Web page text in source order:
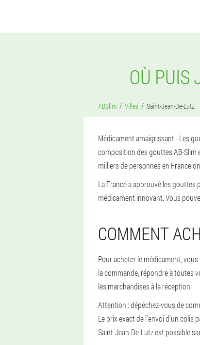
OÙ PUIS
ABSlim Villes Saint-Jean-De-Lutz
Médicament amaigrissant - Les
composition des gouttes AB-Slim
milliers de personnes en France
La France a approuvé les gouttes
médicament innovant. Vous
COMMENT
Pour acheter le médicament,
la commande, répondre à toutes
les marchandises à la réception.
Attention : dépêchez-vous de
Le prix exact de l'envoi d'un colis
Saint-Jean-De-Lutz est possible